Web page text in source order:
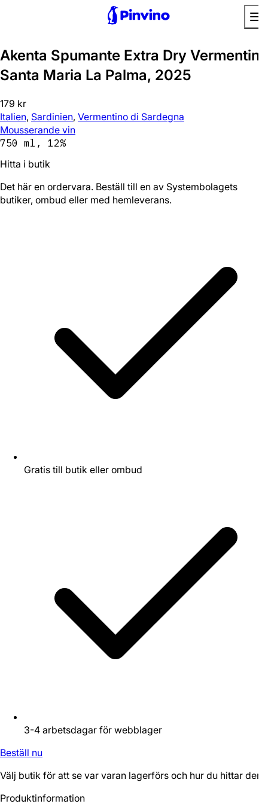
Akenta Spumante Extra Dry Vermentino
Santa Maria La Palma, 2025
179 kr
Italien, Sardinien, Vermentino di Sardegna
Mousserande vin
750 ml, 12%
Hitta i butik
Det här en ordervara. Beställ till en av Systembolagets
butiker, ombud eller med hemleverans.
Gratis till butik eller ombud
3-4 arbetsdagar för webblager
Beställ nu
Välj butik för att se var varan lagerförs och hur du hittar den.
Produktinformation